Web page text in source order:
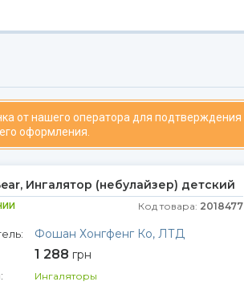
от нашего оператора для подтверждения
оформления.
Ингалятор (небулайзер) детский
Код товара: 2018477
Фошан Хонгфенг Ко, ЛТД
1 288 грн
Ингаляторы